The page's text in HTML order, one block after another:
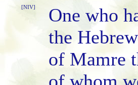
[NIV]
One who
the
of Mamre